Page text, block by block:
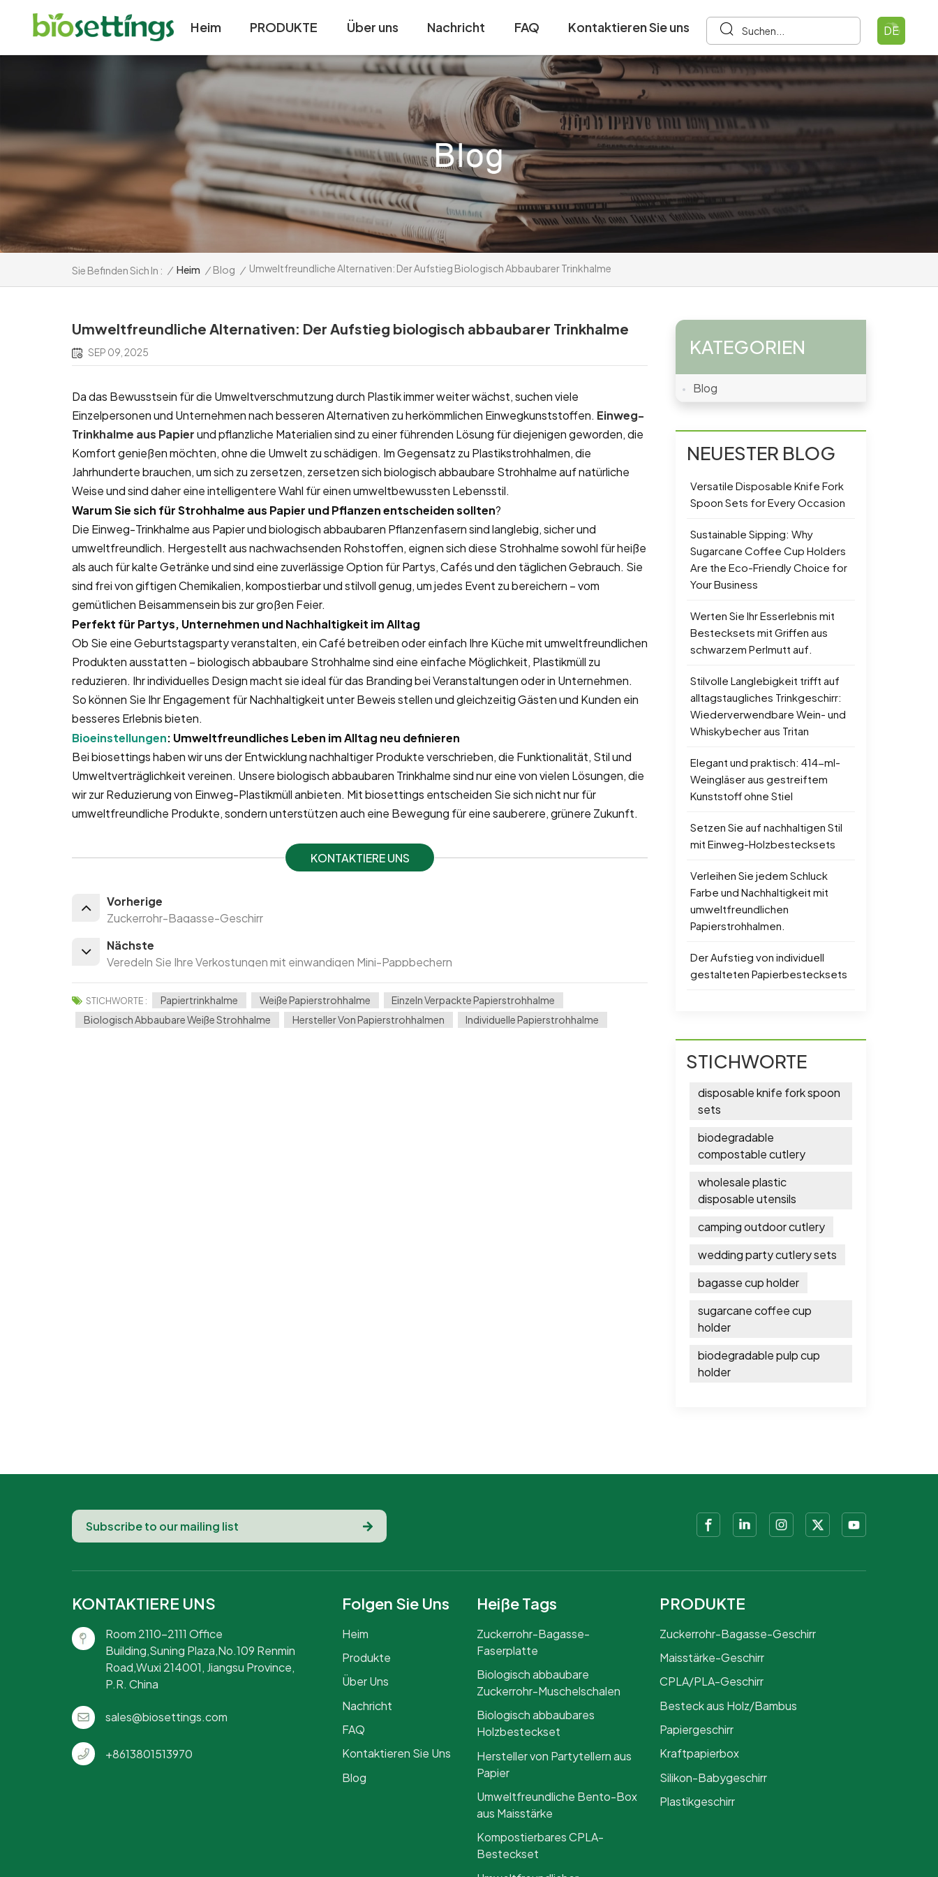
Heim PRODUKTE Über uns Nachricht FAQ Kontaktieren Sie uns DE
Sie Befinden Sich In : / Heim / Blog / Umweltfreundliche Alternativen: Der Aufstieg Biologisch Abbaubarer Trinkhalme
Umweltfreundliche Alternativen: Der Aufstieg biologisch abbaubarer Trinkhalme
SEP 09, 2025
Da das Bewusstsein für die Umweltverschmutzung durch Plastik immer weiter wächst, suchen viele
Einzelpersonen und Unternehmen nach besseren Alternativen zu herkömmlichen Einwegkunststoffen. Einweg-
Trinkhalme aus Papier und pflanzliche Materialien sind zu einer führenden Lösung für diejenigen geworden, die
Komfort genießen möchten, ohne die Umwelt zu schädigen. Im Gegensatz zu Plastikstrohhalmen, die
Jahrhunderte brauchen, um sich zu zersetzen, zersetzen sich biologisch abbaubare Strohhalme auf natürliche
Weise und sind daher eine intelligentere Wahl für einen umweltbewussten Lebensstil.
Warum Sie sich für Strohhalme aus Papier und Pflanzen entscheiden sollten?
Die Einweg-Trinkhalme aus Papier und biologisch abbaubaren Pflanzenfasern sind langlebig, sicher und
umweltfreundlich. Hergestellt aus nachwachsenden Rohstoffen, eignen sich diese Strohhalme sowohl für heiße
als auch für kalte Getränke und sind eine zuverlässige Option für Partys, Cafés und den täglichen Gebrauch. Sie
sind frei von giftigen Chemikalien, kompostierbar und stilvoll genug, um jedes Event zu bereichern – vom
gemütlichen Beisammensein bis zur großen Feier.
Perfekt für Partys, Unternehmen und Nachhaltigkeit im Alltag
Ob Sie eine Geburtstagsparty veranstalten, ein Café betreiben oder einfach Ihre Küche mit umweltfreundlichen
Produkten ausstatten – biologisch abbaubare Strohhalme sind eine einfache Möglichkeit, Plastikmüll zu
reduzieren. Ihr individuelles Design macht sie ideal für das Branding bei Veranstaltungen oder in Unternehmen.
So können Sie Ihr Engagement für Nachhaltigkeit unter Beweis stellen und gleichzeitig Gästen und Kunden ein
besseres Erlebnis bieten.
Bioeinstellungen: Umweltfreundliches Leben im Alltag neu definieren
Bei biosettings haben wir uns der Entwicklung nachhaltiger Produkte verschrieben, die Funktionalität, Stil und
Umweltverträglichkeit vereinen. Unsere biologisch abbaubaren Trinkhalme sind nur eine von vielen Lösungen, die
wir zur Reduzierung von Einweg-Plastikmüll anbieten. Mit biosettings entscheiden Sie sich nicht nur für
umweltfreundliche Produkte, sondern unterstützen auch eine Bewegung für eine sauberere, grünere Zukunft.
KONTAKTIERE UNS
Vorherige
Zuckerrohr-Bagasse-Geschirr
Nächste
Veredeln Sie Ihre Verkostungen mit einwandigen Mini-Pappbechern
STICHWORTE : Papiertrinkhalme Weiße Papierstrohhalme
Einzeln Verpackte Papierstrohhalme
Biologisch Abbaubare Weiße Strohhalme
Hersteller Von Papierstrohhalmen Individuelle Papierstrohhalme
KATEGORIEN
Blog
NEUESTER BLOG
Versatile Disposable Knife Fork
Spoon Sets for Every Occasion
Sustainable Sipping: Why
Sugarcane Coffee Cup Holders
Are the Eco-Friendly Choice for
Your Business
Werten Sie Ihr Esserlebnis mit
Bestecksets mit Griffen aus
schwarzem Perlmutt auf.
Stilvolle Langlebigkeit trifft auf
alltagstaugliches Trinkgeschirr:
Wiederverwendbare Wein- und
Whiskybecher aus Tritan
Elegant und praktisch: 414-ml-
Weingläser aus gestreiftem
Kunststoff ohne Stiel
Setzen Sie auf nachhaltigen Stil
mit Einweg-Holzbestecksets
Verleihen Sie jedem Schluck
Farbe und Nachhaltigkeit mit
umweltfreundlichen
Papierstrohhalmen.
Der Aufstieg von individuell
gestalteten Papierbestecksets
STICHWORTE
disposable knife fork spoon
sets
biodegradable
compostable cutlery
wholesale plastic
disposable utensils
camping outdoor cutlery
wedding party cutlery sets
bagasse cup holder
sugarcane coffee cup
holder
biodegradable pulp cup
holder
KONTAKTIERE UNS
Room 2110-2111 Office
Building,Suning Plaza,No.109 Renmin
Road,Wuxi 214001, Jiangsu Province,
P.R. China
sales@biosettings.com
+8613801513970
Folgen Sie Uns
Heim
Produkte
Über Uns
Nachricht
FAQ
Kontaktieren Sie Uns
Blog
Heiße Tags
Zuckerrohr-Bagasse-
Faserplatte
Biologisch abbaubare
Zuckerrohr-Muschelschalen
Biologisch abbaubares
Holzbesteckset
Hersteller von Partytellern aus
Papier
Umweltfreundliche Bento-Box
aus Maisstärke
Kompostierbares CPLA-
Besteckset
PRODUKTE
Zuckerrohr-Bagasse-Geschirr
Maisstärke-Geschirr
CPLA/PLA-Geschirr
Besteck aus Holz/Bambus
Papiergeschirr
Kraftpapierbox
Silikon-Babygeschirr
Plastikgeschirr